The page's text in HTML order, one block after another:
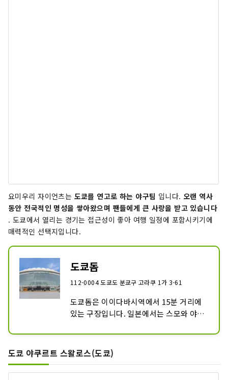
요미우리 자이언츠는 도쿄를 연고로 하는 야구팀 입니다. 오랜 역사
동안 전국적인 명성을 쌓아왔으며 팬들에게 큰 사랑을 받고 있습니다
. 도쿄에서 열리는 경기는 접근성이 좋아 여행 일정에 포함시키기에
매력적인 선택지입니다.
도쿄돔
112-0004 도쿄도 분쿄구 고라쿠 1가 3-61
도쿄돔은 이이다바시역에서 15분 거리에
있는 구장입니다. 일본에서는 스모와 야
을수록 야구는 인기 스포츠입니다. 도쿄돔
주변은 유원지나 쇼핑과 온천을 즐길 수 있
는 복합시설입니다. 또, 일본의 야구의 역
사를 전시하고 있는 「야구 전당 박물관」
도쿄 야쿠르트 스왈로스(도쿄)